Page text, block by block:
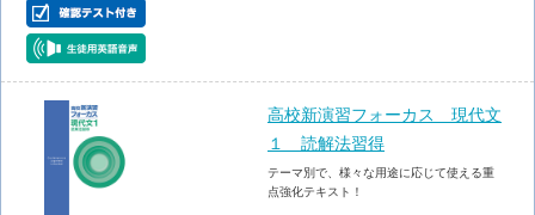
高校新演習フォーカス 現代文
１ 読解法習得
テーマ別で、様々な用途に応じて使える重
点強化テキスト！